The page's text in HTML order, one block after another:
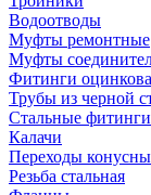
Водоотводы
Муфты ремонтные
Муфты
Фитинги
Трубы из черной
Стальные
Калачи
Переходы
Резьба стальная